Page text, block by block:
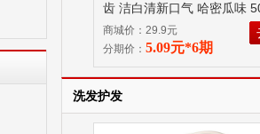
齿 洁白清新口气 哈密瓜味
商城价：29.9元
分期价： 5.09元*6期
洗发护发